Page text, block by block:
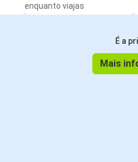
enquanto viajas
É a
Mais